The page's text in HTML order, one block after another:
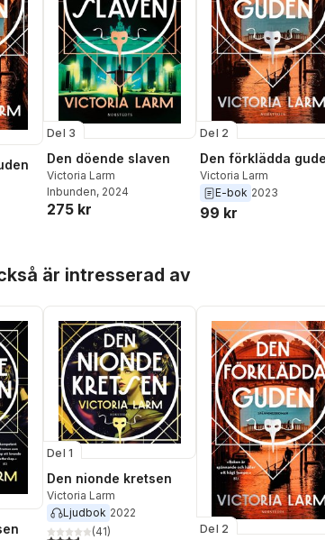
antal röster:
Del 3
Den döende slaven
Victoria Larm
Inbunden, 2024
275 kr
Del 2
Den förklädda
Victoria Larm
E-bok 2023
99 kr
är intresserad av
Del 1
Den nionde kretsen
Victoria Larm
Ljudbok 2022
(41) Del 2